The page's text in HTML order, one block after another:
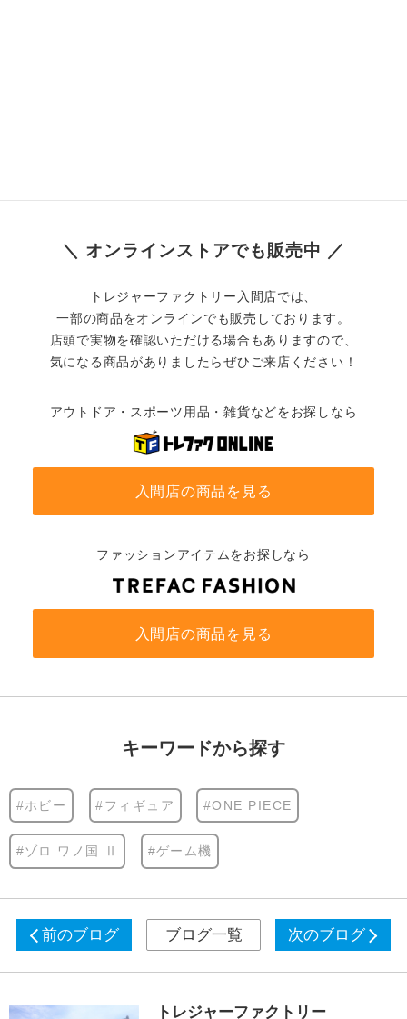
＼ オンラインストアでも販売中 ／
トレジャーファクトリー入間店では、
一部の商品をオンラインでも販売しております。
店頭で実物を確認いただける場合もありますので、
気になる商品がありましたらぜひご来店ください！
アウトドア・スポーツ用品・雑貨などをお探しなら
入間店の商品を見る
ファッションアイテムをお探しなら
入間店の商品を見る
キーワードから探す
#ホビー #フィギュア #ONE PIECE
#ゾロ ワノ国 Ⅱ #ゲーム機
前のブログ ブログ一覧 次のブログ
トレジャーファクトリー